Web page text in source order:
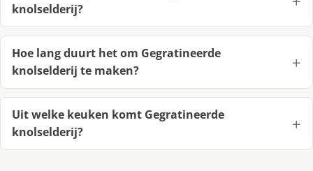
knolselderij?
Hoe lang duurt het om Gegratineerde
knolselderij te maken?
Uit welke keuken komt Gegratineerde
knolselderij?